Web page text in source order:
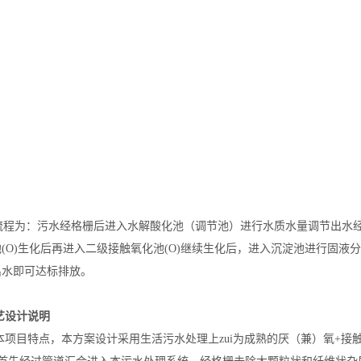
：污水经格栅后进入水解酸化池（调节池）进行水质水量调节出水
生化后再进入二级接触氧化池(O)继续生化后，进入沉淀池进行固液
即可达标排放。
设计说明
目特点，本方案设计采用生活污水处理上zui为成熟的厌（兼）氧+接